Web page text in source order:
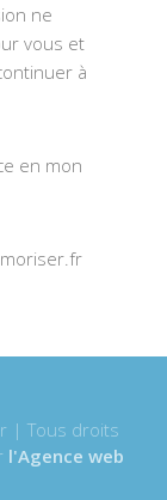
ne
vous et
à
en mon
| Tous droits
l'Agence web